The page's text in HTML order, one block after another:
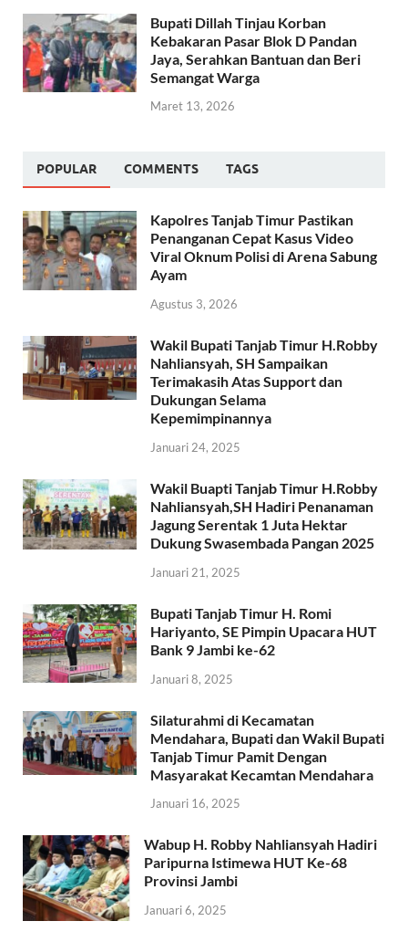
Bupati Dillah Tinjau Korban
Kebakaran Pasar Blok D Pandan
Jaya, Serahkan Bantuan dan Beri
Semangat Warga
Maret 13, 2026
POPULAR COMMENTS TAGS
Kapolres Tanjab Timur Pastikan
Penanganan Cepat Kasus Video
Viral Oknum Polisi di Arena Sabung
Ayam
Agustus 3, 2026
Wakil Bupati Tanjab Timur H.Robby
Nahliansyah, SH Sampaikan
Terimakasih Atas Support dan
Dukungan Selama
Kepemimpinannya
Januari 24, 2025
Wakil Buapti Tanjab Timur H.Robby
Nahliansyah,SH Hadiri Penanaman
Jagung Serentak 1 Juta Hektar
Dukung Swasembada Pangan 2025
Januari 21, 2025
Bupati Tanjab Timur H. Romi
Hariyanto, SE Pimpin Upacara HUT
Bank 9 Jambi ke-62
Januari 8, 2025
Silaturahmi di Kecamatan
Mendahara, Bupati dan Wakil Bupati
Tanjab Timur Pamit Dengan
Masyarakat Kecamtan Mendahara
Januari 16, 2025
Wabup H. Robby Nahliansyah Hadiri
Paripurna Istimewa HUT Ke-68
Provinsi Jambi
Januari 6, 2025